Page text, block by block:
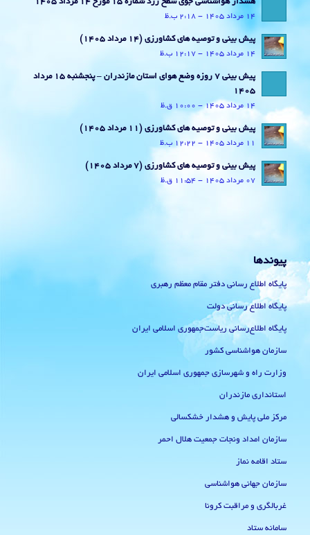
هشدار هواشناسی جوی سطح زرد شماره 15 مورخ 14 مرداد 1405
14 مرداد 1405 - 2:18 ب.ظ
پیش بینی و توصیه های کشاورزی (14 مرداد ۱۴۰۵)
14 مرداد 1405 - 12:17 ب.ظ
پیش بینی 7 روزه وضع هوای استان مازندران – پنجشنبه 15 مرداد
1405
14 مرداد 1405 - 10:00 ق.ظ
پیش بینی و توصیه های کشاورزی (11 مرداد ۱۴۰۵)
11 مرداد 1405 - 12:22 ب.ظ
پیش بینی و توصیه های کشاورزی (7 مرداد ۱۴۰۵)
07 مرداد 1405 - 11:54 ق.ظ
پیوندها
پایگاه اطلاع رسانی دفتر مقام معظم رهبری
پایگاه اطلاع رسانی دولت
پایگاه اطلاع‌رسانی ریاست‌جمهوری اسلامی ایران
سازمان هواشناسی کشور
وزارت راه و شهرسازی جمهوری اسلامی ایران
استانداری مازندران
مرکز ملی پایش و هشدار خشکسالی
سازمان امداد ونجات جمعیت هلال احمر
ستاد اقامه نماز
سازمان جهانی هواشناسی
غربالگری و مراقبت کرونا
سامانه ستاد